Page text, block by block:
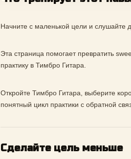
Начните с маленькой цели и слушайте
Эта страница помогает превратить
практику в Тимбро Гитара.
Откройте Тимбро Гитара, выберите
понятный цикл практики с обратной
Сделайте цель меньше